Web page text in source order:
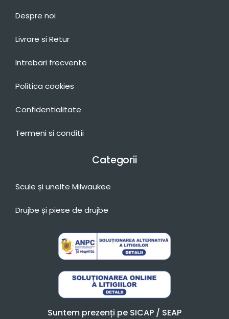
Despre noi
Livrare si Retur
Intrebari frecvente
Politica cookies
Confidentialitate
Termeni si conditii
Categorii
Scule și unelte Milwaukee
Drujbe și piese de drujbe
Suntem prezenți pe SICAP / SEAP